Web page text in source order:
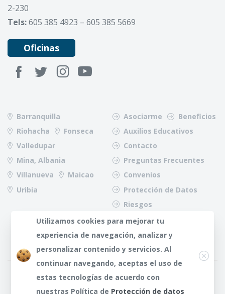
2-230
Tels:605 385 4923 – 605 385 5669
Oficinas
Barranquilla
Riohacha
Fonseca
Valledupar
Mina, Albania
Villanueva
Maicao
Uribia
Asociarme
Beneficios
Auxilios Educativos
Contacto
Preguntas Frecuentes
Convenios
Protección de Datos
Riesgos
¿Dudas?Any te
atenderá
Utilizamos cookies para mejorar tu
experiencia de navegación, analizar y
personalizar contenido y servicios. Al
continuar navegando, aceptas el uso de
estas tecnologías de acuerdo con
nuestras Política de Protección de datos
Close